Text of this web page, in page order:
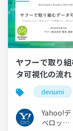
ヤフーで取り
タ可視化の流
で小さく始め
準備から、
ール開発まで）
#devsumi
devsumi
Yahoo!デ
ベロッパ